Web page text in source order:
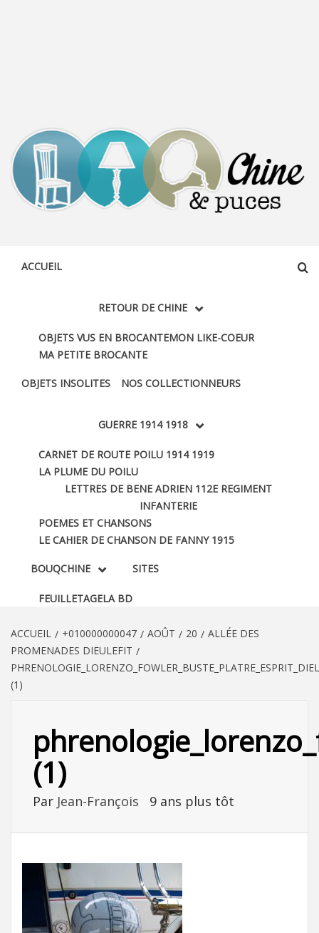
ACCUEIL
RETOUR DE CHINE
OBJETS VUS EN BROCANTEMON LIKE-COEUR
MA PETITE BROCANTE
OBJETS INSOLITES NOS COLLECTIONNEURS
GUERRE 1914 1918
CARNET DE ROUTE POILU 1914 1919
LA PLUME DU POILU
LETTRES DE BENE ADRIEN 112E REGIMENT
INFANTERIE
POEMES ET CHANSONS
LE CAHIER DE CHANSON DE FANNY 1915
BOUQCHINE
FEUILLETAGELA BD
SITES
ACCUEIL +010000000047 AOÛT 20
ALLÉE DES
PROMENADES DIEULEFIT
(1)
(1)
Par Jean-François 9 ans plus tôt